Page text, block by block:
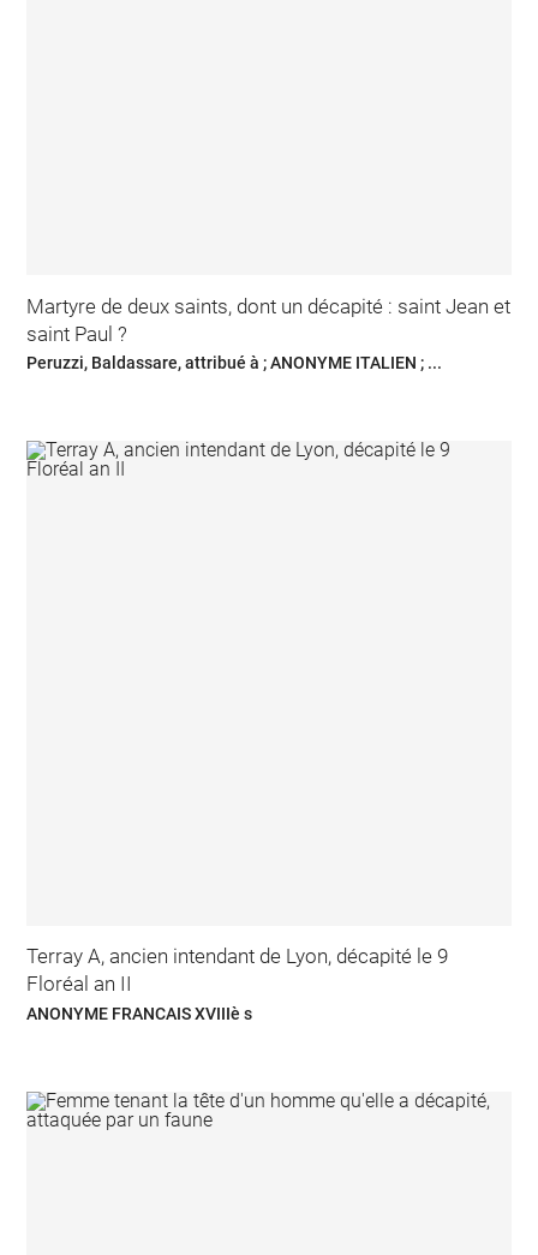
Martyre de deux saints, dont un décapité : saint Jean et
saint Paul ?
Peruzzi, Baldassare, attribué à ; ANONYME ITALIEN ; ...
Terray A, ancien intendant de Lyon, décapité le 9
Floréal an II
ANONYME FRANCAIS XVIIIè s